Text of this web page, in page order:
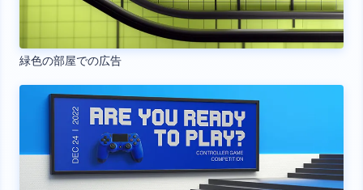
緑色の部屋での広告